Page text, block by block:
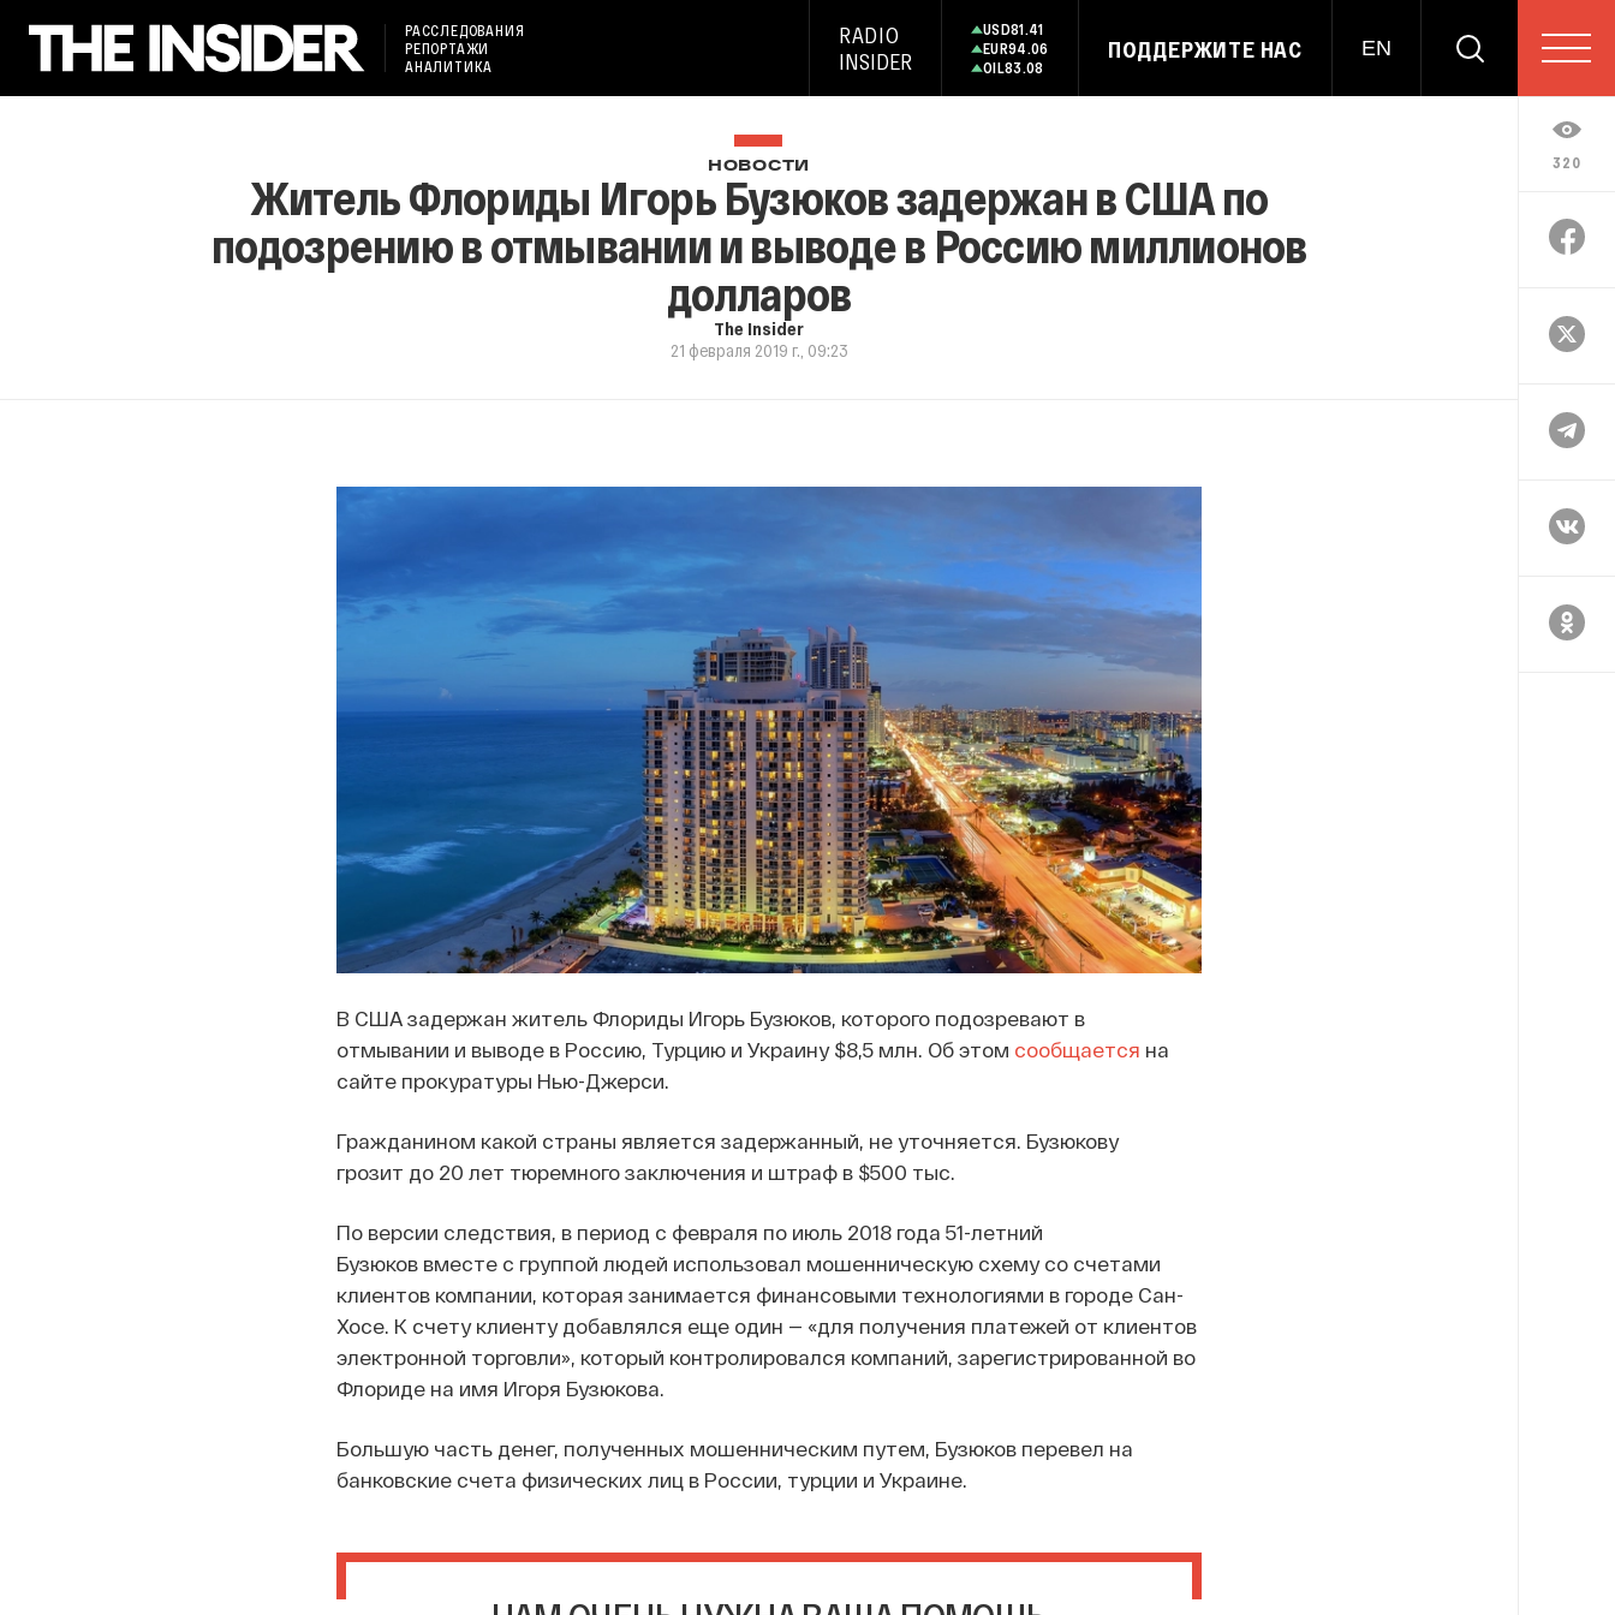
РАССЛЕДОВАНИЯ
РЕПОРТАЖИ
АНАЛИТИКА
RADIO
INSIDER
USD81.41
EUR94.06
OIL83.08
ПОДДЕРЖИТЕ НАС EN
320
НОВОСТИ
Житель Флориды Игорь Бузюков задержан в США по
подозрению в отмывании и выводе в Россию миллионов
долларов
The Insider
21 февраля 2019 г., 09:23
В США задержан житель Флориды Игорь Бузюков, которого подозревают в
отмывании и выводе в Россию, Турцию и Украину $8,5 млн. Об этом сообщается на
сайте прокуратуры Нью-Джерси.
Гражданином какой страны является задержанный, не уточняется. Бузюкову
грозит до 20 лет тюремного заключения и штраф в $500 тыс.
По версии следствия, в период с февраля по июль 2018 года 51-летний
Бузюков вместе с группой людей использовал мошенническую схему со счетами
клиентов компании, которая занимается финансовыми технологиями в городе Сан-
Хосе. К счету клиенту добавлялся еще один — «для получения платежей от клиентов
электронной торговли», который контролировался компаний, зарегистрированной во
Флориде на имя Игоря Бузюкова.
Большую часть денег, полученных мошенническим путем, Бузюков перевел на
банковские счета физических лиц в России, турции и Украине.